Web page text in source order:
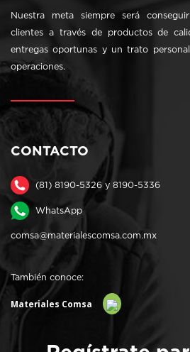
Nuestra meta siempre será
clientes a través de productos de
entregas oportunas y un trato
operaciones.
CONTACTO
(81) 8190-5326 y 8190-5336
WhatsApp
comsa@materialescomsa.com.mx
También conoce:
Materiales Comsa